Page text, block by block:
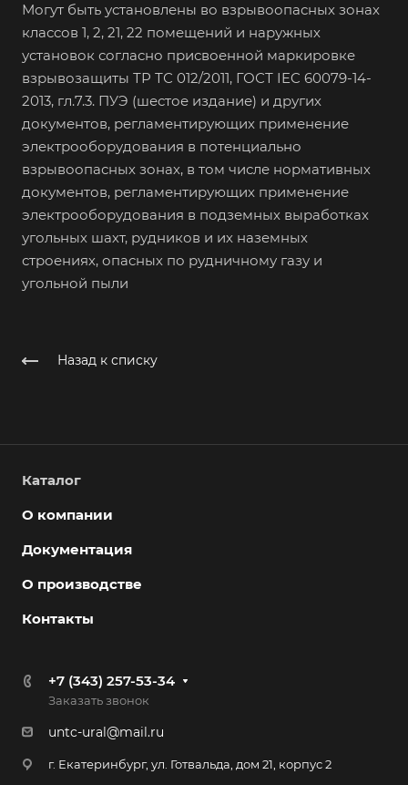
Могут быть установлены во взрывоопасных зонах
классов 1, 2, 21, 22 помещений и наружных
установок согласно присвоенной маркировке
взрывозащиты ТР ТС 012/2011, ГОСТ IEC 60079-14-
2013, гл.7.3. ПУЭ (шестое издание) и других
документов, регламентирующих применение
электрооборудования в потенциально
взрывоопасных зонах, в том числе нормативных
документов, регламентирующих применение
электрооборудования в подземных выработках
угольных шахт, рудников и их наземных
строениях, опасных по рудничному газу и
угольной пыли
Назад к списку
Каталог
О компании
Документация
О производстве
Контакты
+7 (343) 257-53-34
Заказать звонок
untc-ural@mail.ru
г. Екатеринбург, ул. Готвальда, дом 21, корпус 2